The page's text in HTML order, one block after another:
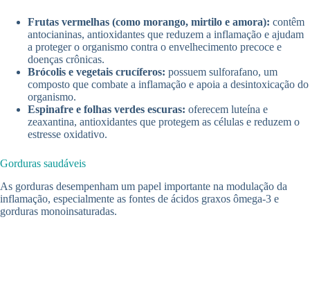
Frutas vermelhas (como morango, mirtilo e amora): contêm
antocianinas, antioxidantes que reduzem a inflamação e ajudam
a proteger o organismo contra o envelhecimento precoce e
doenças crônicas.
Brócolis e vegetais crucíferos: possuem sulforafano, um
composto que combate a inflamação e apoia a desintoxicação do
organismo.
Espinafre e folhas verdes escuras: oferecem luteína e
zeaxantina, antioxidantes que protegem as células e reduzem o
estresse oxidativo.
Gorduras saudáveis
As gorduras desempenham um papel importante na modulação da
inflamação, especialmente as fontes de ácidos graxos ômega-3 e
gorduras monoinsaturadas.